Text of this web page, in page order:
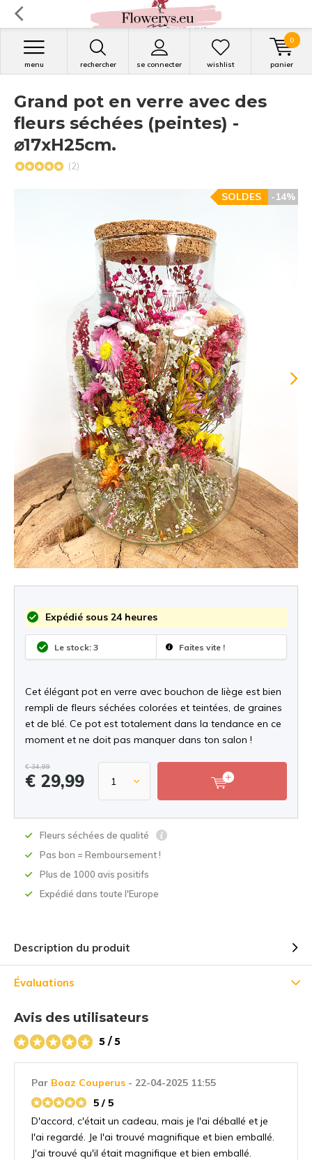
rechercher se connecter
menu wishlist panier
0
Grand pot en verre avec des
fleurs séchées (peintes) -
⌀17xH25cm.
(2)
-14%
SOLDES
Expédié sous 24 heures
Le stock: 3 Faites vite !
Cet élégant pot en verre avec bouchon de liège est bien
rempli de fleurs séchées colorées et teintées, de graines
et de blé. Ce pot est totalement dans la tendance en ce
moment et ne doit pas manquer dans ton salon !
€ 34,99
€ 29,99
Fleurs séchées de qualité
Pas bon = Remboursement !
Plus de 1000 avis positifs
Expédié dans toute l'Europe
Description du produit
Évaluations
Avis des utilisateurs
5 / 5
Par Boaz Couperus - 22-04-2025 11:55
5 / 5
D'accord, c'était un cadeau, mais je l'ai déballé et je
l'ai regardé. Je l'ai trouvé magnifique et bien emballé.
J'ai trouvé qu'il était magnifique et bien emballé.
5% de réduction
Inscrivez-vous à notre newsletter pour rester au courant de
nos derniers produits, et recevez5% de réductionsur votre
premier achat ! 😀